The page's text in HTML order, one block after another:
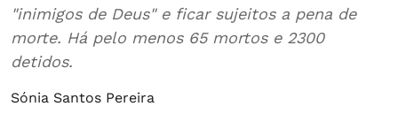
"inimigos de Deus" e ficar sujeitos a pena de
morte. Há pelo menos 65 mortos e 2300
detidos.
Sónia Santos Pereira